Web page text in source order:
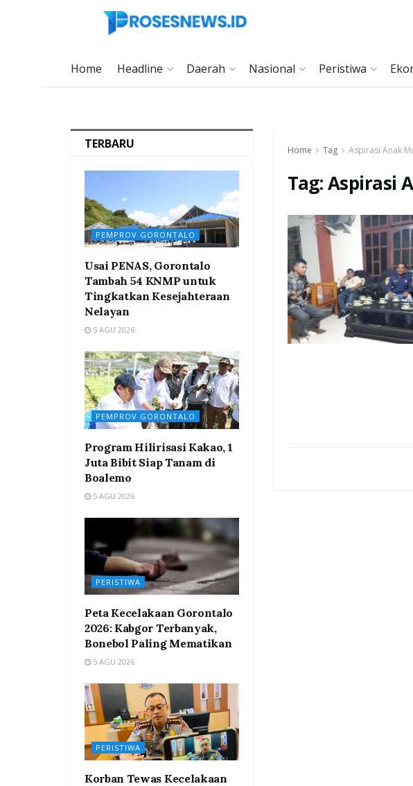
Home Headline Daerah Nasional Peristiwa
Home Tag Aspirasi Anak
Tag:Aspirasi
TERBARU
PEMPROV GORONTALO
Usai PENAS, Gorontalo
Tambah 54 KNMP untuk
Tingkatkan Kesejahteraan
Nelayan
5 AGU 2026
PEMPROV GORONTALO
Program Hilirisasi Kakao, 1
Juta Bibit Siap Tanam di
Boalemo
5 AGU 2026
PERISTIWA
Peta Kecelakaan Gorontalo
2026: Kabgor Terbanyak,
Bonebol Paling Mematikan
5 AGU 2026
PERISTIWA
Korban Tewas Kecelakaan